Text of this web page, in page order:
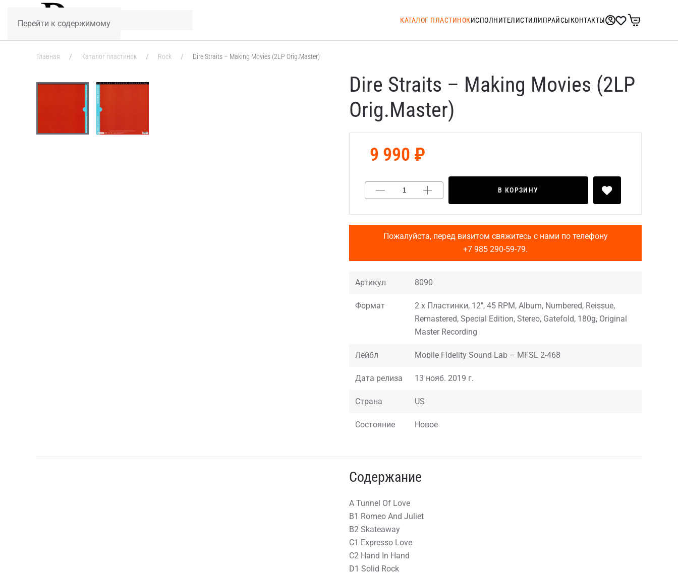
Перейти к содержимому КАТАЛОГ ПЛАСТИНОКИСПОЛНИТЕЛИСТИЛИПРАЙСЫКОНТАКТЫ
Главная Каталог пластинок Rock Dire Straits – Making Movies (2LP Orig.Master)
Dire Straits – Making Movies (2LP
Orig.Master)
9 990 ₽
В КОРЗИНУ
Пожалуйста, перед визитом свяжитесь с нами по телефону
+7 985 290-59-79.
Артикул 8090
Формат
2 x Пластинки, 12", 45 RPM, Album, Numbered, Reissue,
Remastered, Special Edition, Stereo, Gatefold, 180g, Original
Master Recording
Лейбл Mobile Fidelity Sound Lab – MFSL 2-468
Дата релиза 13 нояб. 2019 г.
Страна US
Состояние Новое
Содержание
A Tunnel Of Love
B1 Romeo And Juliet
B2 Skateaway
C1 Expresso Love
C2 Hand In Hand
D1 Solid Rock